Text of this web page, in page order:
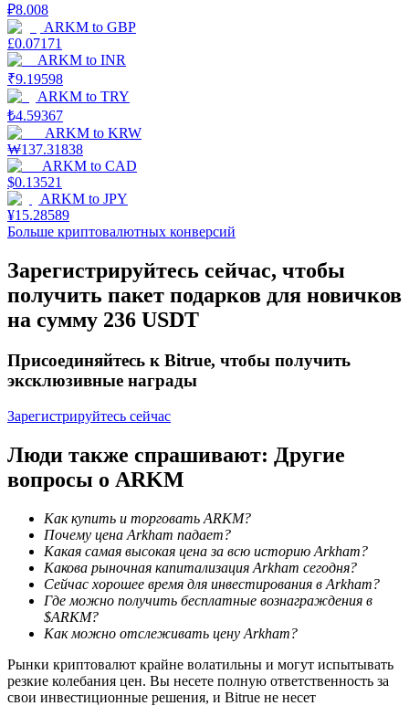
Стейкинг
Высокая прибыль и мгновенный доступ
Launchpool
Гибкая ставка для заработка популярных токенов
Блокировки BTR
Эксклюзивные инвестиции для владельцев BTR
Кредиты
Сервис заимствований, обеспеченных криптовалютой
₽8.008
ARKM to GBP
£0.07171
ARKM to INR
₹9.19598
ARKM to TRY
₺4.59367
ARKM to KRW
₩137.31838
ARKM to CAD
$0.13521
ARKM to JPY
¥15.28589
Больше криптовалютных конверсий
Зарегистрируйтесь сейчас, чтобы
получить пакет подарков для новичков
на сумму 236 USDT
Присоединяйтесь к Bitrue, чтобы получить
эксклюзивные награды
Зарегистрируйтесь сейчас
Люди также спрашивают: Другие
вопросы о ARKM
Как купить и торговать ARKM?
Почему цена Arkham падает?
Какая самая высокая цена за всю историю Arkham?
Какова рыночная капитализация Arkham сегодня?
Сейчас хорошее время для инвестирования в Arkham?
Где можно получить бесплатные вознаграждения в
$ARKM?
Как можно отслеживать цену Arkham?
Рынки криптовалют крайне волатильны и могут испытывать
резкие колебания цен. Вы несете полную ответственность за
свои инвестиционные решения, и Bitrue не несет